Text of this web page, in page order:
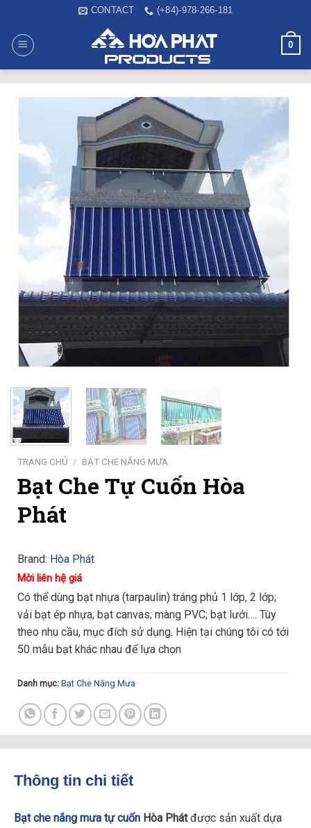
content
CONTACT (+84)-978-266-181
0
TRANG CHỦ / BẠT CHE NẮNG MƯA
Bạt Che Tự Cuốn Hòa
Phát
Brand: Hòa Phát
Mời liên hệ giá
Có thể dùng bạt nhựa (tarpaulin) tráng phủ 1 lớp, 2 lớp;
vải bạt ép nhựa; bạt canvas; màng PVC; bạt lưới…. Tùy
theo nhu cầu, mục đích sử dụng. Hiện tại chúng tôi có tới
50 mẫu bạt khác nhau để lựa chọn
Danh mục: Bạt Che Nắng Mưa
Thông tin chi tiết
Bạt che nắng mưa tự cuốn Hòa Phátđược sản xuất dựa